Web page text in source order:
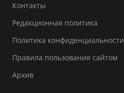
Контакты
Редакционная политика
Политика конфиденциальности
Правила пользования сайтом
Архив